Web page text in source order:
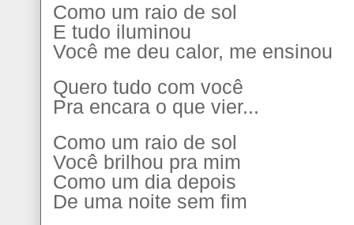
Como um raio de sol
E tudo iluminou
Você me deu calor, me ensinou
Quero tudo com você
Pra encara o que vier...
Como um raio de sol
Você brilhou pra mim
Como um dia depois
De uma noite sem fim